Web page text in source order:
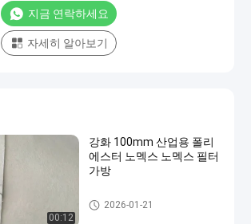
지금 연락하세요
자세히 알아보기
00:12
강화 100mm 산업용 폴리
에스터 노멕스 노멕스 필터
가방
고온 필터 봉지
2026-01-21